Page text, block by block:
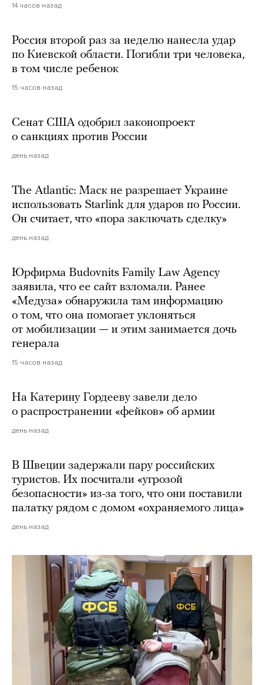
14 часов назад
Россия второй раз за неделю нанесла удар
по Киевской области. Погибли три человека,
в том числе ребенок
15 часов назад
Сенат США одобрил законопроект
о санкциях против России
день назад
The Atlantic: Маск не разрешает Украине
использовать Starlink для ударов по России.
Он считает, что «пора заключать сделку»
день назад
Юрфирма Budovnits Family Law Agency
заявила, что ее сайт взломали. Ранее
«Медуза» обнаружила там информацию
о том, что она помогает уклоняться
от мобилизации — и этим занимается дочь
генерала
15 часов назад
На Катерину Гордееву завели дело
о распространении «фейков» об армии
день назад
В Швеции задержали пару российских
туристов. Их посчитали «угрозой
безопасности» из-за того, что они поставили
палатку рядом с домом «охраняемого лица»
день назад